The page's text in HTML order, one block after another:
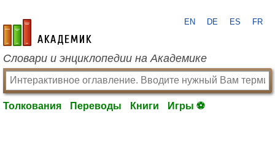
academic.ru
EN DE ES FR
Словари и энциклопедии на Академике
Толкования Переводы Книги Игры ⚽